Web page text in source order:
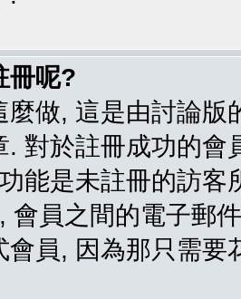
冊呢?
麼做, 這是由討論
. 對於註冊成功的
能是未註冊的訪
會員之間的電子郵
會員, 因為那只需要